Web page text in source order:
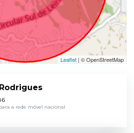
Leaflet | © OpenStreetMap
a rede móvel nacional